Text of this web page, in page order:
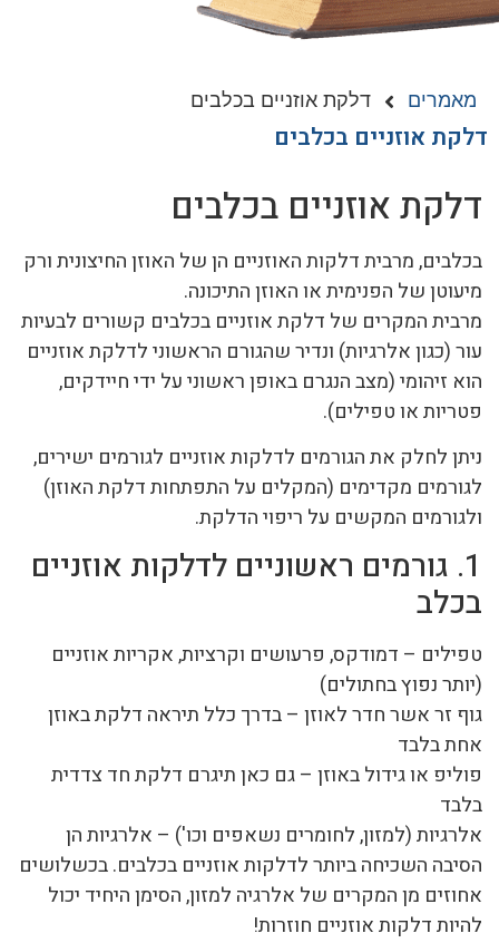
מאמרים דלקת אוזניים בכלבים
דלקת אוזניים בכלבים
דלקת אוזניים בכלבים
בכלבים, מרבית דלקות האוזניים הן של האוזן החיצונית ורק
מיעוטן של הפנימית או האוזן התיכונה.
מרבית המקרים של דלקת אוזניים בכלבים קשורים לבעיות
עור (כגון אלרגיות) ונדיר שהגורם הראשוני לדלקת אוזניים
הוא זיהומי (מצב הנגרם באופן ראשוני על ידי חיידקים,
פטריות או טפילים).
ניתן לחלק את הגורמים לדלקות אוזניים לגורמים ישירים,
לגורמים מקדימים (המקלים על התפתחות דלקת האוזן)
ולגורמים המקשים על ריפוי הדלקת.
1. גורמים ראשוניים לדלקות אוזניים
בכלב
טפילים – דמודקס, פרעושים וקרציות, אקריות אוזניים
(יותר נפוץ בחתולים)
גוף זר אשר חדר לאוזן – בדרך כלל תיראה דלקת באוזן
אחת בלבד
פוליפ או גידול באוזן – גם כאן תיגרם דלקת חד צדדית
בלבד
אלרגיות (למזון, לחומרים נשאפים וכו') – אלרגיות הן
הסיבה השכיחה ביותר לדלקות אוזניים בכלבים. בכשלושים
אחוזים מן המקרים של אלרגיה למזון, הסימן היחיד יכול
להיות דלקות אוזניים חוזרות!